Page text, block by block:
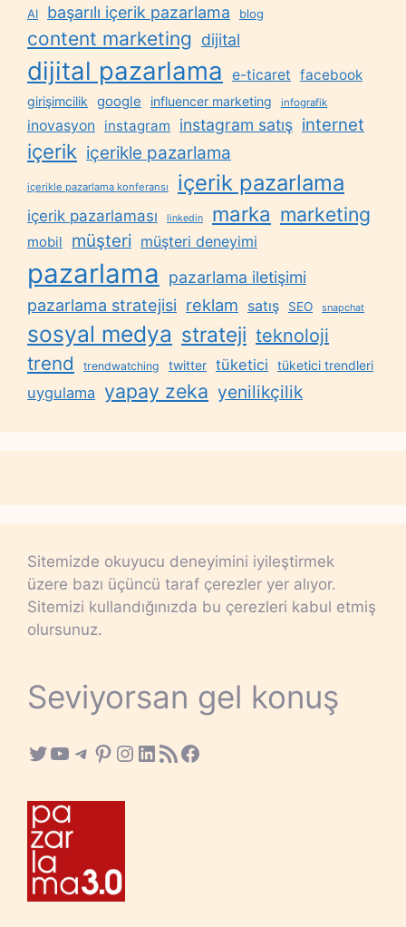
AI başarılı içerik pazarlama blog
content marketing dijital
dijital pazarlama e-ticaret facebook
girişimcilik google influencer marketing infografik
inovasyon instagram instagram satış internet
içerik içerikle pazarlama
içerikle pazarlama konferansı içerik pazarlama
içerik pazarlaması linkedin marka marketing
mobil müşteri müşteri deneyimi
pazarlama
pazarlama iletişimi
pazarlama stratejisi reklam satış SEO snapchat
sosyal medya strateji teknoloji
trend trendwatching twitter tüketici tüketici trendleri
uygulama yapay zeka yenilikçilik
Sitemizde okuyucu deneyimini iyileştirmek
üzere bazı üçüncü taraf çerezler yer alıyor.
Sitemizi kullandığınızda bu çerezleri kabul etmiş
olursunuz.
Seviyorsan gel konuş
Twitter
YouTube
Telegram
Pinterest
Instagram
LinkedIn
RSS FeedFacebook